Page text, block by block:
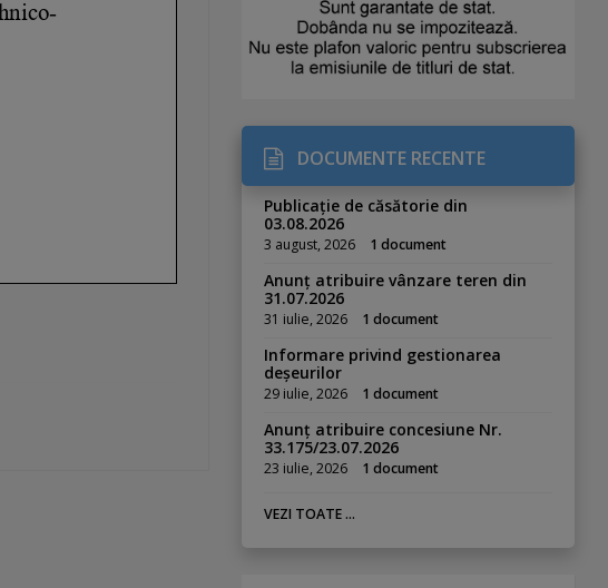
DOCUMENTE RECENTE
Publicație de căsătorie din
03.08.2026
3 august, 2026 1 document
Anunț atribuire vânzare teren din
31.07.2026
31 iulie, 2026 1 document
Informare privind gestionarea
deșeurilor
29 iulie, 2026 1 document
Anunț atribuire concesiune Nr.
33.175/23.07.2026
23 iulie, 2026 1 document
VEZI TOATE ...